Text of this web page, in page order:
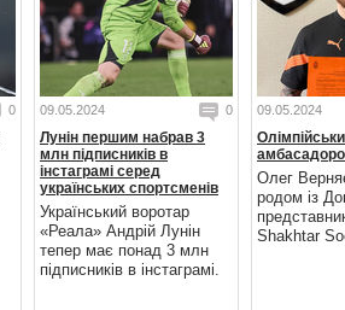
0 09.05.2024 0
Лунін першим набрав 3
млн підписників в
інстаграмі серед
українських спортсменів
Український воротар
«Реала» Андрій Лунін
тепер має понад 3 млн
підписників в інстаграмі.
09.05.2024
Олег
родом із
Shakhtar